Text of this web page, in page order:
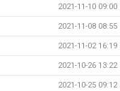
2021-11-10 09:00
2021-11-08 08:55
2021-11-02 16:19
2021-10-26 13:22
2021-10-25 09:12